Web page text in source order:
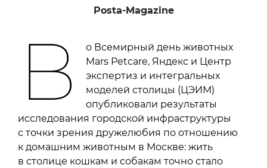
Posta-Magazine
В
о Всемирный день животных
Mars Petcare, Яндекс и Центр
экспертиз и интегральных
моделей столицы (ЦЭИМ)
опубликовали результаты
исследования городской инфраструктуры
с точки зрения дружелюбия по отношению
к домашним животным в Москве: жить
в столице кошкам и собакам точно стало